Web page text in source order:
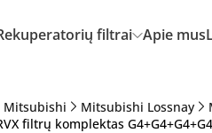
filtrai Apie mus
Mitsubishi Mitsubishi Lossnay
filtrų komplektas